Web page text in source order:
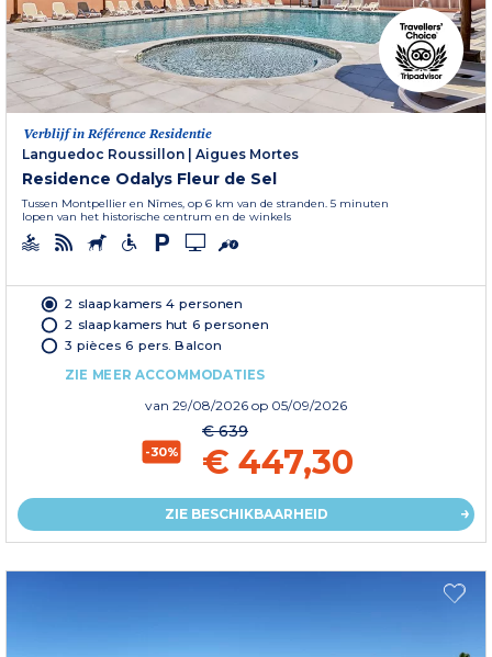
Verblijf in Référence Residentie
Languedoc Roussillon | Aigues Mortes
Residence Odalys Fleur de Sel
Tussen Montpellier en Nîmes, op 6 km van de stranden. 5 minuten
lopen van het historische centrum en de winkels
2 slaapkamers 4 personen
2 slaapkamers hut 6 personen
3 pièces 6 pers. Balcon
ZIE MEER ACCOMMODATIES
van 29/08/2026 op 05/09/2026
-30%
€ 639
€ 447,30
ZIE BESCHIKBAARHEID